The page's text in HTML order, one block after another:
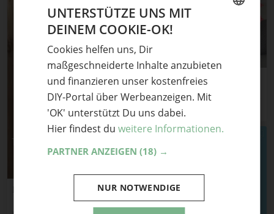
Hundehalsband easypeasy
7 Tage 7 Kissen: Haben wir
Laetitia
UNTERSTÜTZE UNS MIT
DEINEM COOKIE-OK!
Cookies helfen uns, Dir
maßgeschneiderte Inhalte anzubieten
und finanzieren unser kostenfreies
DIY-Portal über Werbeanzeigen. Mit
'OK' unterstützt Du uns dabei.
Hier findest du weitere Informationen.
PARTNER ANZEIGEN (18) →
NUR NOTWENDIGE